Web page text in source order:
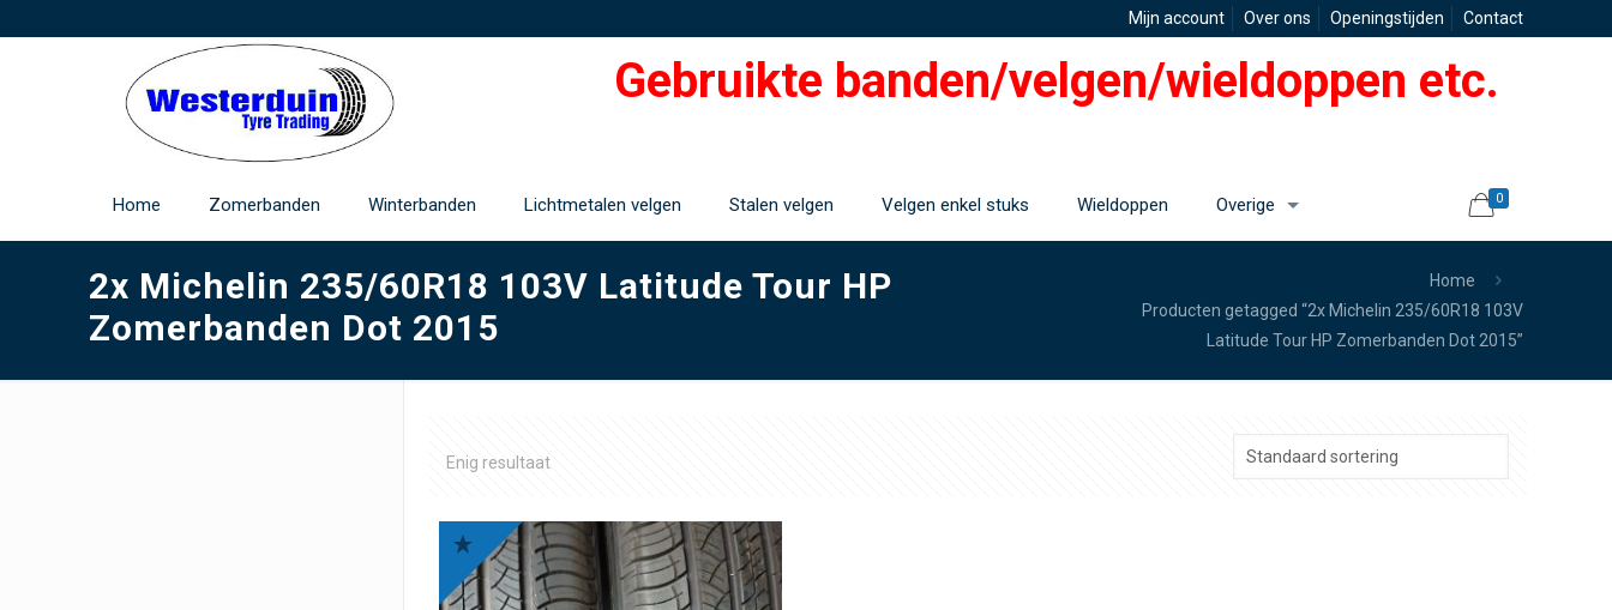
Mijn account Over ons Openingstijden Contact
Home Zomerbanden Winterbanden Lichtmetalen velgen Stalen velgen Velgen enkel stuks Wieldoppen Overige
Gebruikte banden/velgen/wieldoppen etc.
0
2x Michelin 235/60R18 103V Latitude Tour HP
Zomerbanden Dot 2015
Home
Producten getagged “2x Michelin 235/60R18 103V
Latitude Tour HP Zomerbanden Dot 2015”
Enig resultaat